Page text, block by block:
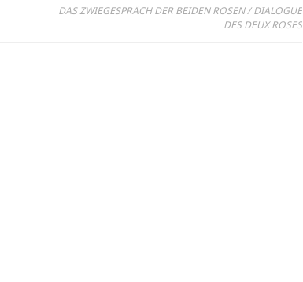
DAS ZWIEGESPRÄCH DER BEIDEN ROSEN / DIALOGUE
DES DEUX ROSES